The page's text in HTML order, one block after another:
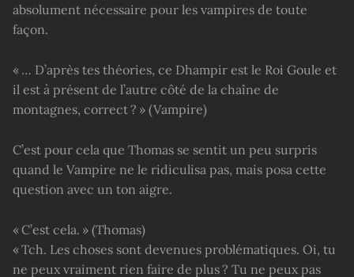
absolument nécessaire pour les vampires de toute
façon.
« … D’après tes théories, ce Dhampir est le Roi Goule et
il est à présent de l’autre côté de la chaîne de
montagnes, correct ? » (Vampire)
C’est pour cela que Thomas se sentit un peu surpris
quand le Vampire ne le ridiculisa pas, mais posa cette
question avec un ton aigre.
« C’est cela. » (Thomas)
« Tch. Les choses sont devenues problématiques. Oi, tu
ne peux vraiment rien faire de plus ? Tu ne peux pas